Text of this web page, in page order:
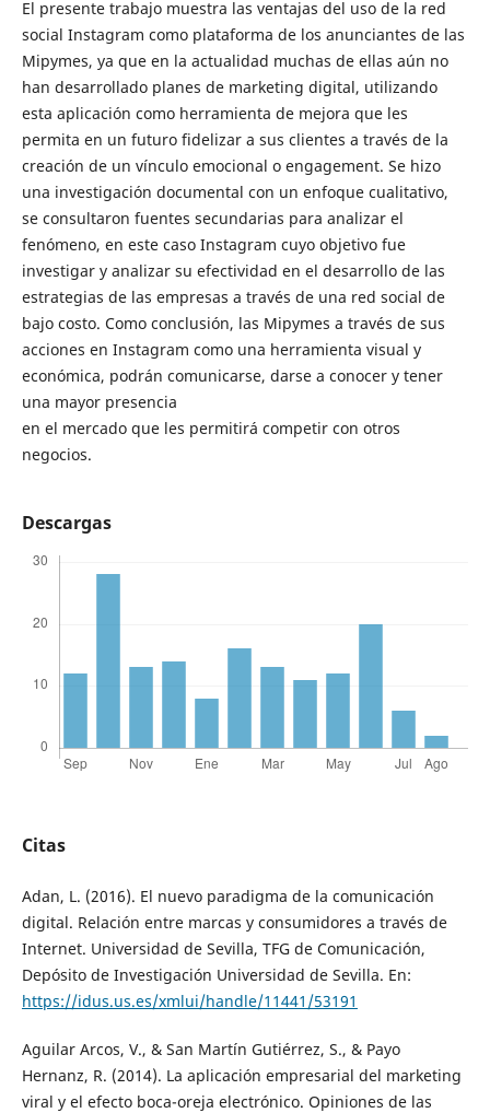
El presente trabajo muestra las ventajas del uso de la red
social Instagram como plataforma de los anunciantes de las
Mipymes, ya que en la actualidad muchas de ellas aún no
han desarrollado planes de marketing digital, utilizando
esta aplicación como herramienta de mejora que les
permita en un futuro fidelizar a sus clientes a través de la
creación de un vínculo emocional o engagement. Se hizo
una investigación documental con un enfoque cualitativo,
se consultaron fuentes secundarias para analizar el
fenómeno, en este caso Instagram cuyo objetivo fue
investigar y analizar su efectividad en el desarrollo de las
estrategias de las empresas a través de una red social de
bajo costo. Como conclusión, las Mipymes a través de sus
acciones en Instagram como una herramienta visual y
económica, podrán comunicarse, darse a conocer y tener
una mayor presencia
en el mercado que les permitirá competir con otros
negocios.
Descargas
Citas
Adan, L. (2016). El nuevo paradigma de la comunicación
digital. Relación entre marcas y consumidores a través de
Internet. Universidad de Sevilla, TFG de Comunicación,
Depósito de Investigación Universidad de Sevilla. En:
https://idus.us.es/xmlui/handle/11441/53191
Aguilar Arcos, V., & San Martín Gutiérrez, S., & Payo
Hernanz, R. (2014). La aplicación empresarial del marketing
viral y el efecto boca-oreja electrónico. Opiniones de las